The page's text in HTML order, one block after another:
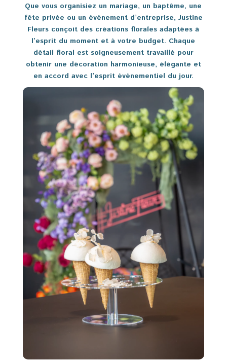
Que vous organisiez un mariage, un baptême, une
fête privée ou un événement d’entreprise, Justine
Fleurs conçoit des créations florales adaptées à
l’esprit du moment et à votre budget. Chaque
détail floral est soigneusement travaillé pour
obtenir une décoration harmonieuse, élégante et
en accord avec l’esprit événementiel du jour.